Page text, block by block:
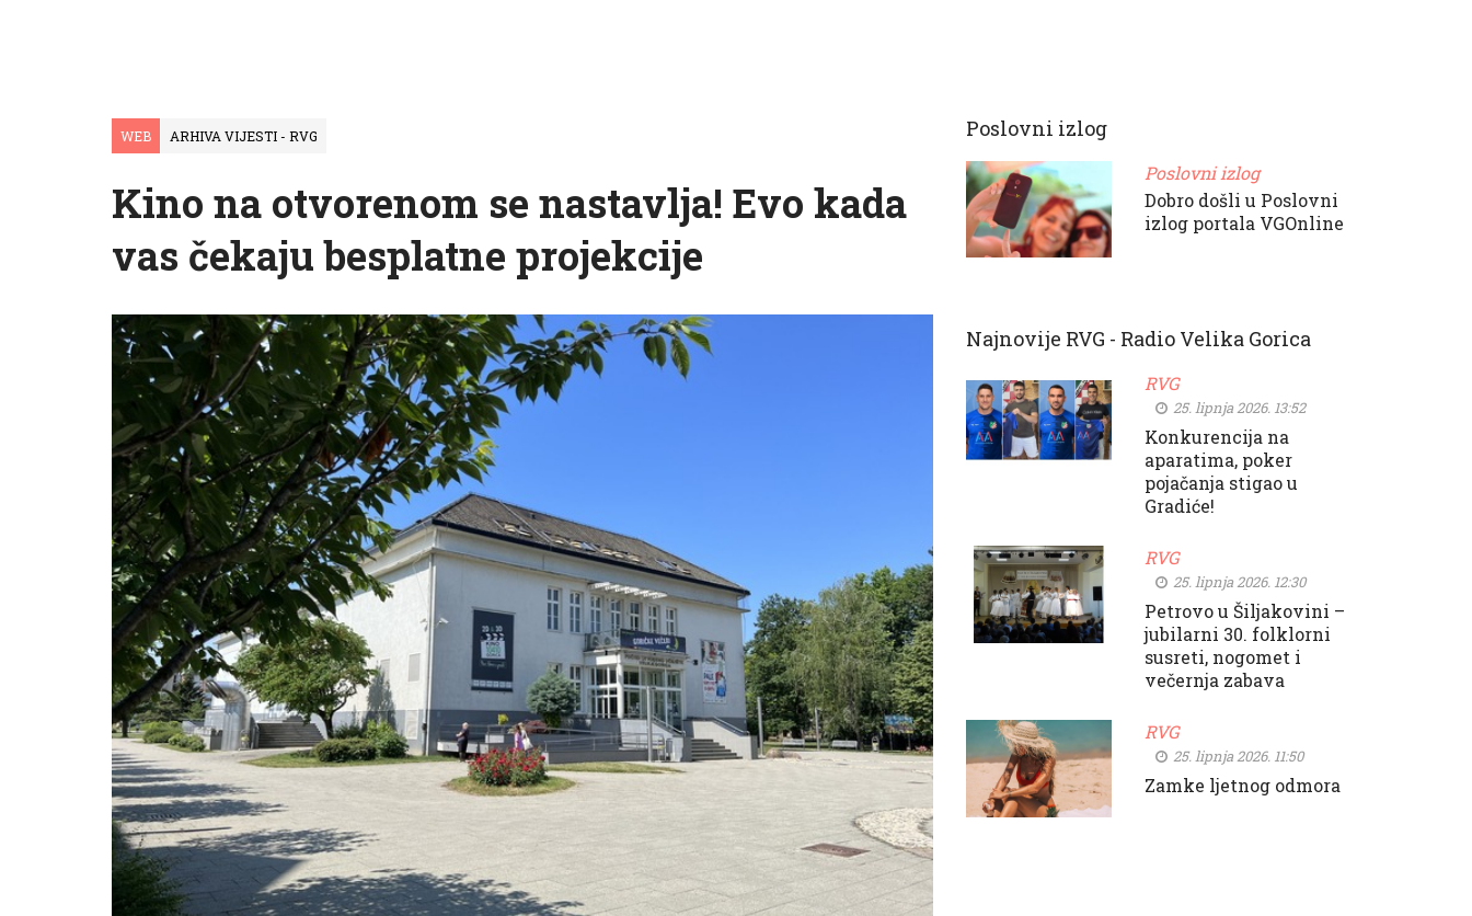
WEB ARHIVA VIJESTI - RVG
Kino na otvorenom se nastavlja! Evo kada
vas čekaju besplatne projekcije
Poslovni izlog
Poslovni izlog
Dobro došli u Poslovni
izlog portala VGOnline
Najnovije RVG - Radio Velika Gorica
RVG
25. lipnja 2026. 13:52
Konkurencija na
aparatima, poker
pojačanja stigao u
Gradiće!
RVG
25. lipnja 2026. 12:30
Petrovo u Šiljakovini –
jubilarni 30. folklorni
susreti, nogomet i
večernja zabava
RVG
25. lipnja 2026. 11:50
Zamke ljetnog odmora